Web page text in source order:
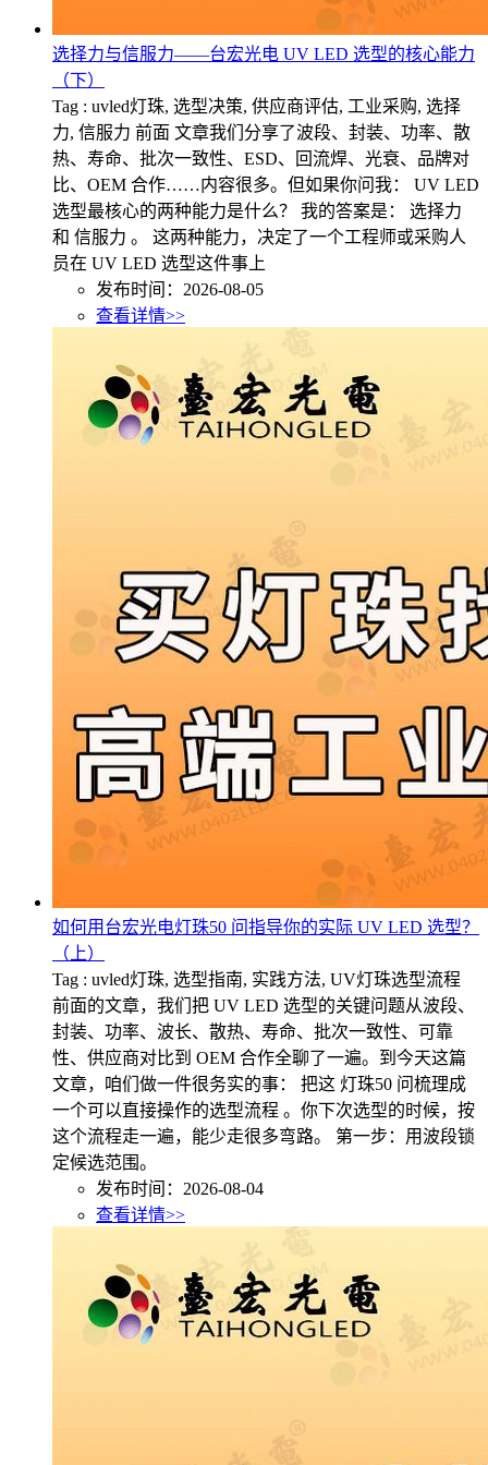
选择力与信服力——台宏光电 UV LED 选型的核心能力
（下）
Tag : uvled灯珠, 选型决策, 供应商评估, 工业采购, 选择
力, 信服力 前面 文章我们分享了波段、封装、功率、散
热、寿命、批次一致性、ESD、回流焊、光衰、品牌对
比、OEM 合作……内容很多。但如果你问我： UV LED
选型最核心的两种能力是什么？ 我的答案是： 选择力
和 信服力 。 这两种能力，决定了一个工程师或采购人
员在 UV LED 选型这件事上
发布时间：2026-08-05
查看详情>>
如何用台宏光电灯珠50 问指导你的实际 UV LED 选型？
（上）
Tag : uvled灯珠, 选型指南, 实践方法, UV灯珠选型流程
前面的文章，我们把 UV LED 选型的关键问题从波段、
封装、功率、波长、散热、寿命、批次一致性、可靠
性、供应商对比到 OEM 合作全聊了一遍。到今天这篇
文章，咱们做一件很务实的事： 把这 灯珠50 问梳理成
一个可以直接操作的选型流程 。你下次选型的时候，按
这个流程走一遍，能少走很多弯路。 第一步：用波段锁
定候选范围。
发布时间：2026-08-04
查看详情>>